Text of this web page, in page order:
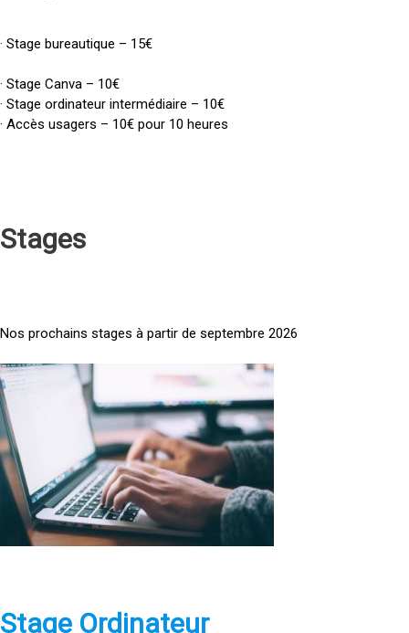
· Stage bureautique – 15€
· Stage Canva – 10€
· Stage ordinateur intermédiaire – 10€
· Accès usagers – 10€ pour 10 heures
Stages
Nos prochains stages à partir de septembre 2026
<
a
h
e
f
pStage Ordinateur